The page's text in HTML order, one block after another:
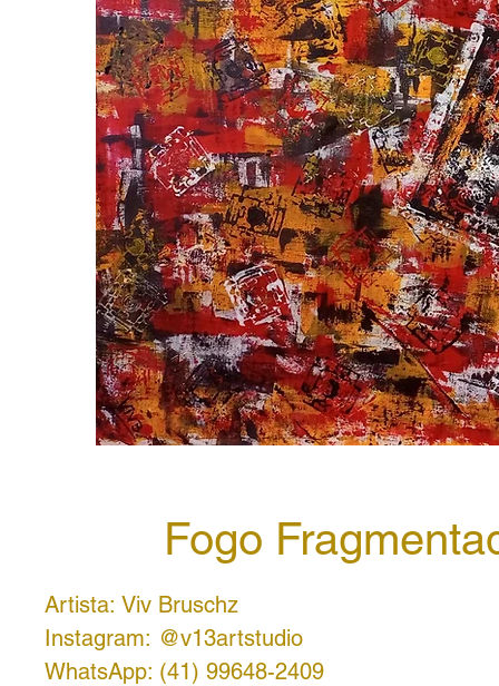
Fogo
Artista: Viv Bruschz
Instagram: @v13artstudio
WhatsApp: (41) 99648-2409